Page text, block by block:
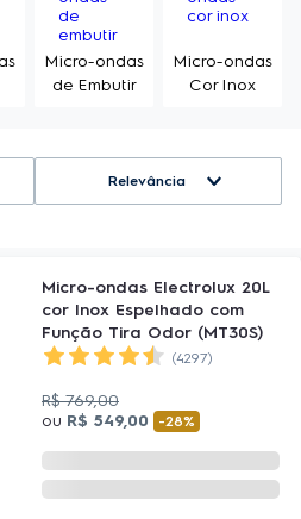
Micro-ondas
de Embutir
Micro-ondas
Cor Inox
Relevância
Micro-ondas Electrolux 20L
cor Inox Espelhado com
Função Tira Odor (MT30S)
(4297)
R$ 769,00
ou R$ 549,00 -28%